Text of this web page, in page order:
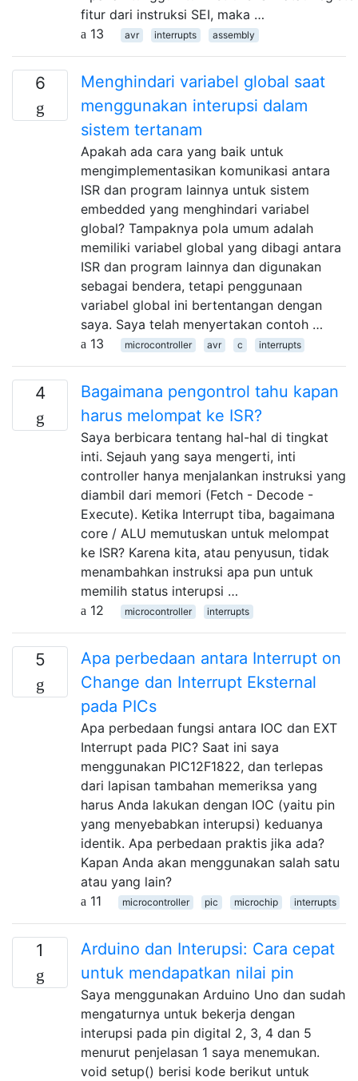
fitur dari instruksi SEI, maka …
13
avr interrupts assembly
6
Menghindari variabel global saat
menggunakan interupsi dalam
sistem tertanam
Apakah ada cara yang baik untuk
mengimplementasikan komunikasi antara
ISR dan program lainnya untuk sistem
embedded yang menghindari variabel
global? Tampaknya pola umum adalah
memiliki variabel global yang dibagi antara
ISR dan program lainnya dan digunakan
sebagai bendera, tetapi penggunaan
variabel global ini bertentangan dengan
saya. Saya telah menyertakan contoh …
13
microcontroller avr c interrupts
4
Bagaimana pengontrol tahu kapan
harus melompat ke ISR?
Saya berbicara tentang hal-hal di tingkat
inti. Sejauh yang saya mengerti, inti
controller hanya menjalankan instruksi yang
diambil dari memori (Fetch - Decode -
Execute). Ketika Interrupt tiba, bagaimana
core / ALU memutuskan untuk melompat
ke ISR? Karena kita, atau penyusun, tidak
menambahkan instruksi apa pun untuk
memilih status interupsi …
12
microcontroller interrupts
5
Apa perbedaan antara Interrupt on
Change dan Interrupt Eksternal
pada PICs
Apa perbedaan fungsi antara IOC dan EXT
Interrupt pada PIC? Saat ini saya
menggunakan PIC12F1822, dan terlepas
dari lapisan tambahan memeriksa yang
harus Anda lakukan dengan IOC (yaitu pin
yang menyebabkan interupsi) keduanya
identik. Apa perbedaan praktis jika ada?
Kapan Anda akan menggunakan salah satu
atau yang lain?
11
microcontroller pic microchip interrupts
1
Arduino dan Interupsi: Cara cepat
untuk mendapatkan nilai pin
Saya menggunakan Arduino Uno dan sudah
mengaturnya untuk bekerja dengan
interupsi pada pin digital 2, 3, 4 dan 5
menurut penjelasan 1 saya menemukan.
void setup() berisi kode berikut untuk